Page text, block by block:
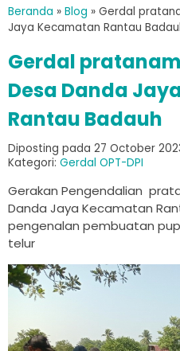
Beranda » Blog » Gerdal
Jaya Kecamatan Rantau
Gerdal pratanam
Desa Danda
Rantau Badauh
Diposting pada 27 October
Kategori: Gerdal OPT-DPI
Gerakan Pengendalian
Danda Jaya Kecamatan
pengenalan pembuatan
telur